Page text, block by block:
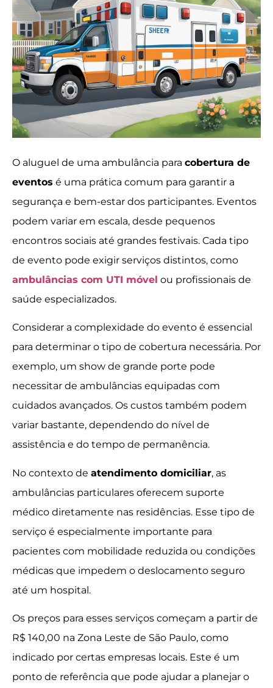
O aluguel de uma ambulância para cobertura de
eventos é uma prática comum para garantir a
segurança e bem-estar dos participantes. Eventos
podem variar em escala, desde pequenos
encontros sociais até grandes festivais. Cada tipo
de evento pode exigir serviços distintos, como
ambulâncias com UTI móvel ou profissionais de
saúde especializados.
Considerar a complexidade do evento é essencial
para determinar o tipo de cobertura necessária. Por
exemplo, um show de grande porte pode
necessitar de ambulâncias equipadas com
cuidados avançados. Os custos também podem
variar bastante, dependendo do nível de
assistência e do tempo de permanência.
No contexto de atendimento domiciliar, as
ambulâncias particulares oferecem suporte
médico diretamente nas residências. Esse tipo de
serviço é especialmente importante para
pacientes com mobilidade reduzida ou condições
médicas que impedem o deslocamento seguro
até um hospital.
Os preços para esses serviços começam a partir de
R$ 140,00 na Zona Leste de São Paulo, como
indicado por certas empresas locais. Este é um
ponto de referência que pode ajudar a planejar o